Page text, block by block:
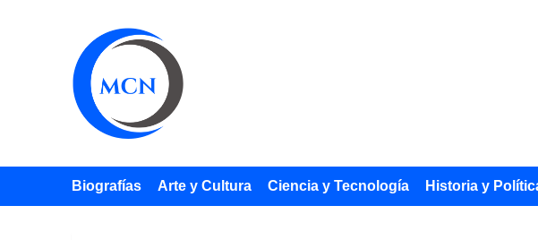
Biografías Arte y Cultura Ciencia y Tecnología Historia y